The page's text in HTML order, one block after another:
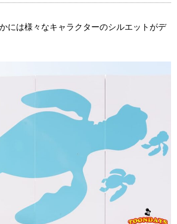
には様々なキャラクターのシルエットがデ